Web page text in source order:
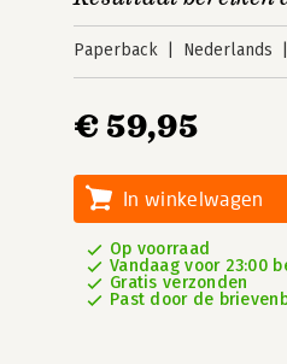
Paperback Nederlands
€ 59,95
In winkelwagen
Op voorraad
Vandaag voor 23:00
Gratis verzonden
Past door de